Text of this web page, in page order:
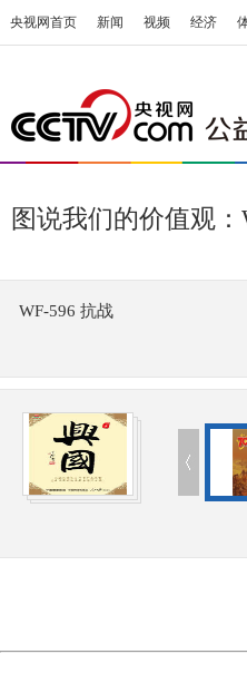
央视网首页 新闻 视频 经济
图说我们的价值观
WF-596 抗战